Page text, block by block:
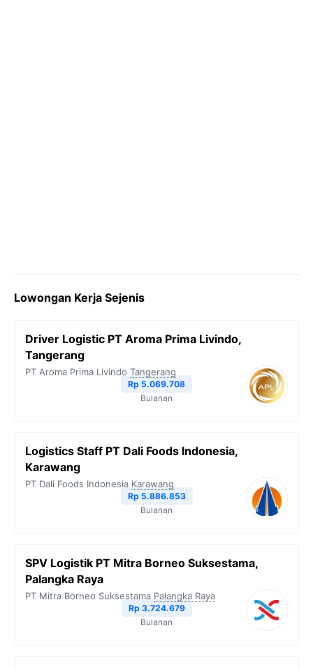
Lowongan Kerja Sejenis
Driver Logistic PT Aroma Prima Livindo,
Tangerang
PT Aroma Prima Livindo Tangerang
Rp 5.069.708
Bulanan
Logistics Staff PT Dali Foods Indonesia,
Karawang
PT Dali Foods Indonesia Karawang
Rp 5.886.853
Bulanan
SPV Logistik PT Mitra Borneo Suksestama,
Palangka Raya
PT Mitra Borneo Suksestama Palangka Raya
Rp 3.724.679
Bulanan